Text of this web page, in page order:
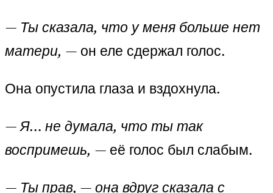
— Ты сказала, что у меня больше нет
матери, — он еле сдержал голос.
Она опустила глаза и вздохнула.
— Я… не думала, что ты так
воспримешь, — её голос был слабым.
— Ты прав, — она вдруг сказала с